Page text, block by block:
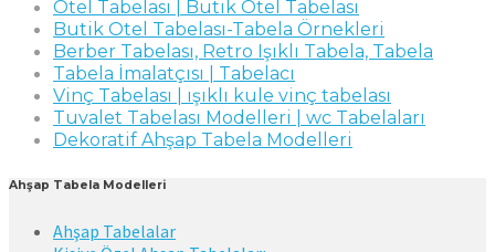
Otel Tabelası | Butik Otel Tabelası
Butik Otel Tabelası-Tabela Örnekleri
Berber Tabelası, Retro Işıklı Tabela, Tabela
Tabela İmalatçısı | Tabelacı
Vinç Tabelası | ışıklı kule vinç tabelası
Tuvalet Tabelası Modelleri | wc Tabelaları
Dekoratif Ahşap Tabela Modelleri
Ahşap Tabela Modelleri
Ahşap Tabelalar